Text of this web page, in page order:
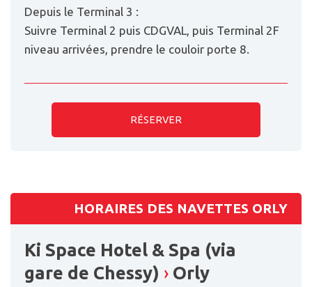
Depuis le Terminal 3 :
Suivre Terminal 2 puis CDGVAL, puis Terminal 2F
niveau arrivées, prendre le couloir porte 8.
RÉSERVER
HORAIRES DES NAVETTES ORLY
Ki Space Hotel & Spa (via
gare de Chessy) › Orly